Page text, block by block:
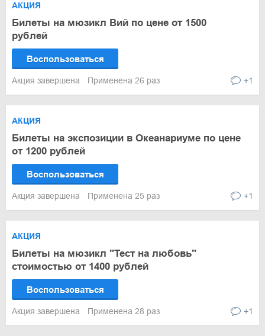
АКЦИЯ
Билеты на мюзикл Вий по цене от 1500
рублей
Воспользоваться
Акция завершена Применена 26 раз +1
АКЦИЯ
Билеты на экспозиции в Океанариуме по цене
от 1200 рублей
Воспользоваться
Акция завершена Применена 25 раз +1
АКЦИЯ
Билеты на мюзикл "Тест на любовь"
стоимостью от 1400 рублей
Воспользоваться
Акция завершена Применена 28 раз +1